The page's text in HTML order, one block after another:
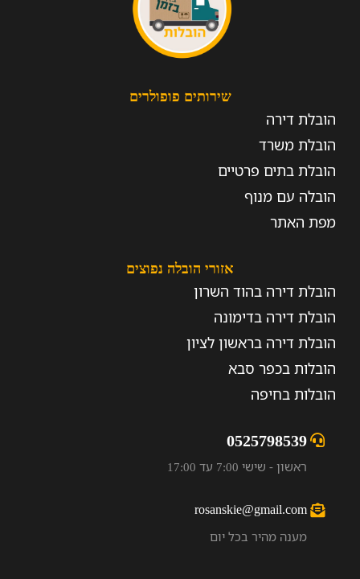
שירותים פופולרים
הובלת דירה
הובלת משרד
הובלת בתים פרטיים
הובלה עם מנוף
מפת האתר
אזורי הובלה נפוצים
הובלת דירה בהוד השרון
הובלת דירה בדימונה
הובלת דירה בראשון לציון
הובלות בכפר סבא
הובלות בחיפה
0525798539
ראשון - שישי 7:00 עד 17:00
rosanskie@gmail.com
מענה מהיר בכל יום